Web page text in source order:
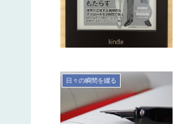
日々の瞬間を綴る